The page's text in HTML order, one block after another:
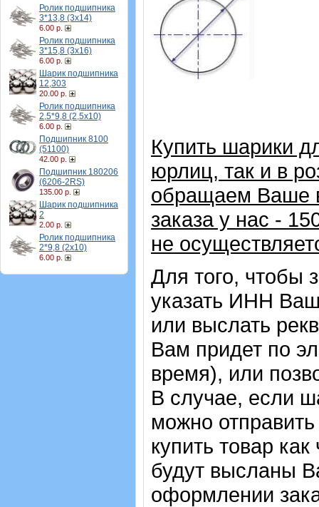
Ролик подшипника
3*13,8 (3х14)
6.00 р.
Ролик подшипника
3*15,8 (3х16)
6.00 р.
Шарик подшипника
12,303
20.00 р.
Ролик подшипника
2,5*9,8 (2,5х10)
6.00 р.
Подшипник 8100
(51100)
42.00 р.
Подшипник 180206
(6206-2RS)
135.00 р.
Шарик подшипника
2
2.00 р.
Ролик подшипника
2*9,8 (2х10)
6.00 р.
Купить шарики
юрлиц, так и в
обращаем Ваше
заказа у нас -
не
Для того, чтобы
указать ИНН
или выслать
Вам придет по
время), или
В случае, если
можно
купить товар
будут высланы
оформлении